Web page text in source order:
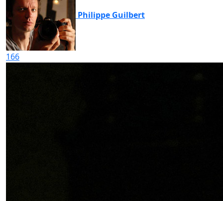
Philippe Guilbert
166